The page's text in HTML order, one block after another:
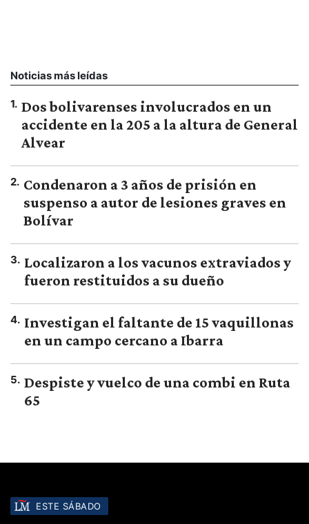
Noticias más leídas
1. Dos bolivarenses involucrados en un
accidente en la 205 a la altura de General
Alvear
2. Condenaron a 3 años de prisión en
suspenso a autor de lesiones graves en
Bolívar
3. Localizaron a los vacunos extraviados y
fueron restituidos a su dueño
4. Investigan el faltante de 15 vaquillonas
en un campo cercano a Ibarra
5. Despiste y vuelco de una combi en Ruta
65
ESTE SÁBADO